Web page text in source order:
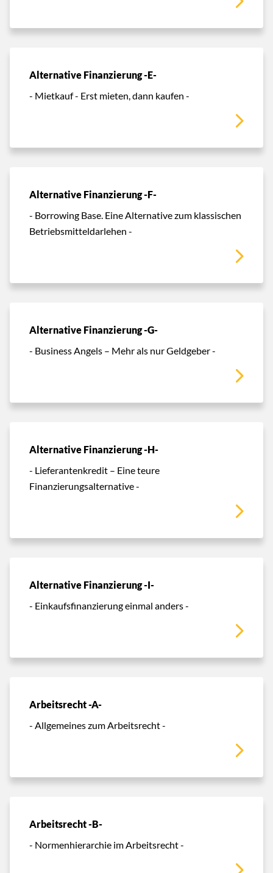
Alternative Finanzierung -E-
- Mietkauf - Erst mieten, dann kaufen -
Alternative Finanzierung -F-
- Borrowing Base. Eine Alternative zum klassischen
Betriebsmitteldarlehen -
Alternative Finanzierung -G-
- Business Angels – Mehr als nur Geldgeber -
Alternative Finanzierung -H-
- Lieferantenkredit – Eine teure
Finanzierungsalternative -
Alternative Finanzierung -I-
- Einkaufsfinanzierung einmal anders -
Arbeitsrecht -A-
- Allgemeines zum Arbeitsrecht -
Arbeitsrecht -B-
- Normenhierarchie im Arbeitsrecht -